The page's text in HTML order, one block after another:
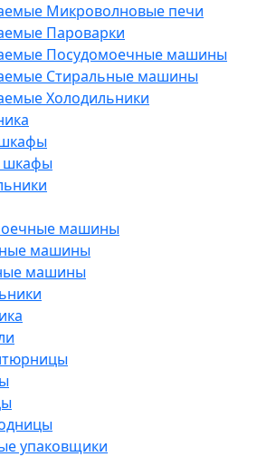
Микроволновые печи
Пароварки
Посудомоечные машины
Стиральные машины
Холодильники
шкафы
машины
машины
машины
упаковщики